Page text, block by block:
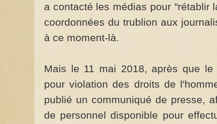
a contacté les médias pour "rétablir
coordonnées du trublion aux
à ce moment-là.
Mais le 11 mai 2018, après que
pour violation des droits de
publié un communiqué de presse,
de personnel disponible pour